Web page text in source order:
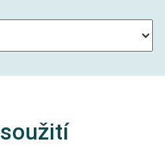
soužití